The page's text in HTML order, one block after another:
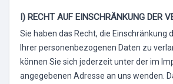
I) RECHT AUF EINSCHRÄNKUNG DER
Sie haben das Recht, die Einschränkung
Ihrer personenbezogenen Daten zu
können Sie sich jederzeit unter der im
angegebenen Adresse an uns wenden.